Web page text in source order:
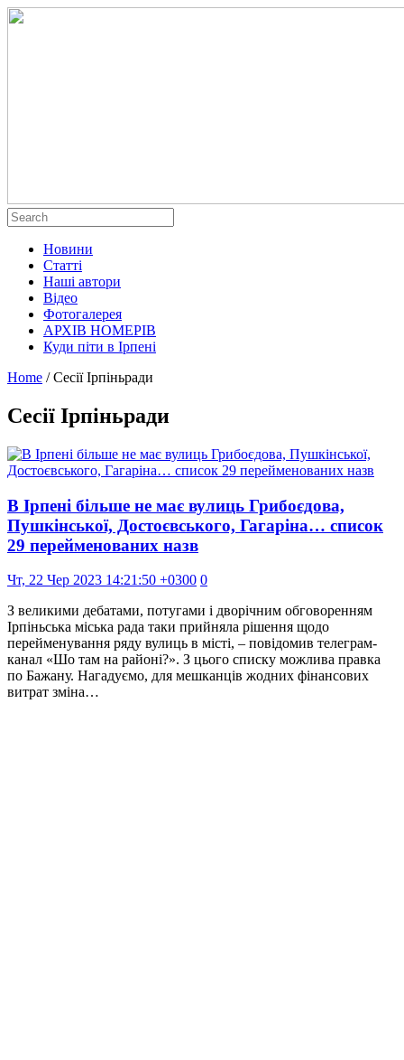
Новини
Статті
Наші автори
Відео
Фотогалерея
АРХІВ НОМЕРІВ
Куди піти в Ірпені
Home / Сесії Ірпіньради
Сесії Ірпіньради
В Ірпені більше не має вулиць Грибоєдова,
Пушкінської, Достоєвського, Гагаріна… список
29 перейменованих назв
Чт, 22 Чер 2023 14:21:50 +0300 0
З великими дебатами, потугами і дворічним обговоренням
Ірпіньська міська рада таки прийняла рішення щодо
перейменування ряду вулиць в місті, – повідомив телеграм-
канал «Шо там на районі?». З цього списку можлива правка
по Бажану. Нагадуємо, для мешканців жодних фінансових
витрат зміна…